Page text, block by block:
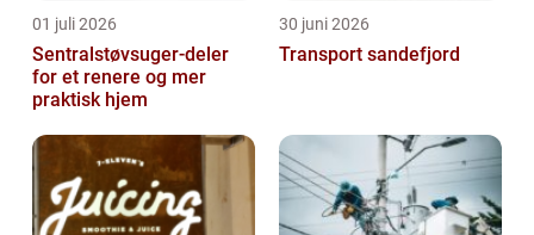
01 juli 2026
Sentralstøvsuger-deler
for et renere og mer
praktisk hjem
30 juni 2026
Transport sandefjord